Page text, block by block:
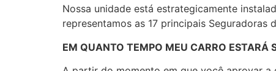
Nossa unidade está estrategicamente
representamos as 17 principais
EM QUANTO TEMPO MEU CARRO ESTARÁ